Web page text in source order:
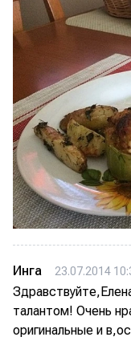
Инга 23.07.2014
талантом! Очень
оригинальные и